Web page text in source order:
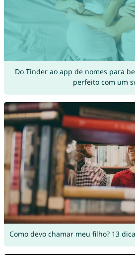
Do Tinder ao app de nomes para
perfeito com um
Como devo chamar meu filho? 13